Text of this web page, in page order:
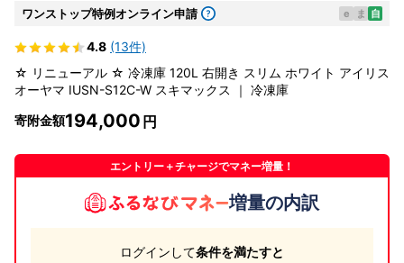
ワンストップ特例オンライン申請 e ま 自
4.8 (13件)
☆ リニューアル ☆ 冷凍庫 120L 右開き スリム ホワイト アイリス
オーヤマ IUSN-S12C-W スキマックス ｜ 冷凍庫
寄附金額194,000
エントリー＋チャージでマネー増量！
増量の内訳
ログインして条件を満たすと